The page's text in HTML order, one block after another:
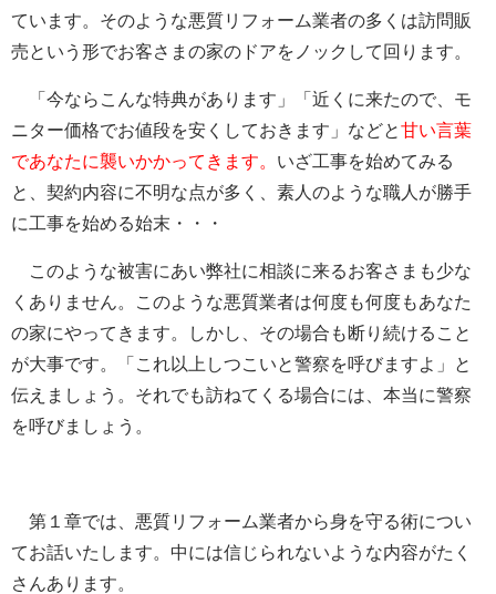
ています。そのような悪質リフォーム業者の多くは訪問販
売という形でお客さまの家のドアをノックして回ります。
「今ならこんな特典があります」「近くに来たので、モ
ニター価格でお値段を安くしておきます」などと甘い言葉
であなたに襲いかかってきます。 いざ工事を始めてみる
と、契約内容に不明な点が多く、素人のような職人が勝手
に工事を始める始末・・・
このような被害にあい弊社に相談に来るお客さまも少な
くありません。このような悪質業者は何度も何度もあなた
の家にやってきます。しかし、その場合も断り続けること
が大事です。「これ以上しつこいと警察を呼びますよ」と
伝えましょう。それでも訪ねてくる場合には、本当に警察
を呼びましょう。
第１章では、悪質リフォーム業者から身を守る術につい
てお話いたします。中には信じられないような内容がたく
さんあります。